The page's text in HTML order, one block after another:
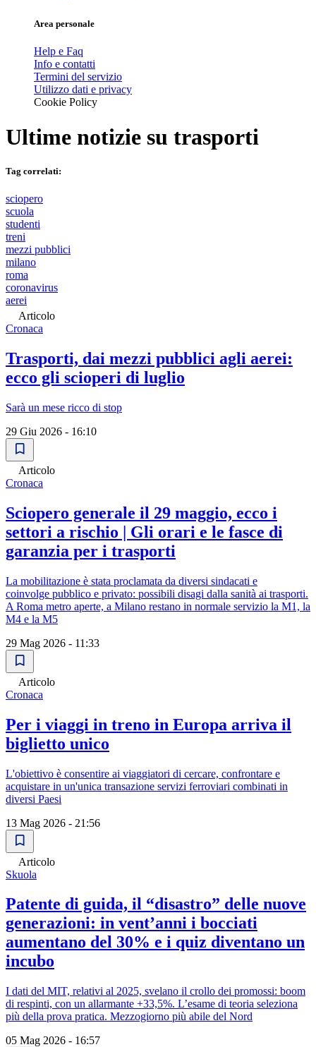
Area personale
Help e Faq
Info e contatti
Termini del servizio
Utilizzo dati e privacy
Cookie Policy
Ultime notizie su trasporti
Tag correlati:
sciopero
scuola
studenti
treni
mezzi pubblici
milano
roma
coronavirus
aerei
Articolo
Cronaca
Trasporti, dai mezzi pubblici agli aerei:
ecco gli scioperi di luglio
Sarà un mese ricco di stop
29 Giu 2026 - 16:10
Articolo
Cronaca
Sciopero generale il 29 maggio, ecco i
settori a rischio | Gli orari e le fasce di
garanzia per i trasporti
La mobilitazione è stata proclamata da diversi sindacati e
coinvolge pubblico e privato: possibili disagi dalla sanità ai trasporti.
A Roma metro aperte, a Milano restano in normale servizio la M1, la
M4 e la M5
29 Mag 2026 - 11:33
Articolo
Cronaca
Per i viaggi in treno in Europa arriva il
biglietto unico
L'obiettivo è consentire ai viaggiatori di cercare, confrontare e
acquistare in un'unica transazione servizi ferroviari combinati in
diversi Paesi
13 Mag 2026 - 21:56
Articolo
Skuola
Patente di guida, il “disastro” delle nuove
generazioni: in vent’anni i bocciati
aumentano del 30% e i quiz diventano un
incubo
I dati del MIT, relativi al 2025, svelano il crollo dei promossi: boom
di respinti, con un allarmante +33,5%. L’esame di teoria seleziona
più della prova pratica. Mezzogiorno più abile del Nord
05 Mag 2026 - 16:57